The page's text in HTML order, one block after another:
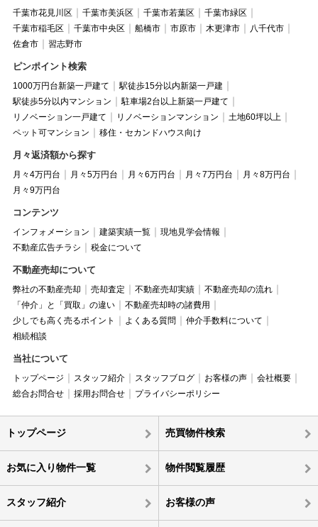
千葉市花見川区 千葉市美浜区 千葉市若葉区
千葉市緑区
千葉市稲毛区
千葉市中央区 船橋市 市原市 木更津市
八千代市
佐倉市
習志野市
ピンポイント検索
1000万円台新築一戸建て
駅徒歩15分以内新築一戸建
駅徒歩5分以内マンション
駐車場2台以上新築一戸建て
リノベーション一戸建て
リノベーションマンション
土地60坪以上
ペット可マンション
移住・セカンドハウス向け
月々返済額から探す
月々4万円台 月々5万円台 月々6万円台 月々7万円台
月々8万円台
月々9万円台
コンテンツ
インフォメーション 建築実績一覧
現地見学会情報
不動産広告チラシ
税金について
不動産売却について
弊社の不動産売却 売却査定 不動産売却実績
不動産売却の流れ
「仲介」と「買取」の違い
不動産売却時の諸費用
少しでも高く売るポイント
よくある質問
仲介手数料について
相続相談
当社について
トップページ スタッフ紹介 スタッフブログ お客様の声
会社概要
総合お問合せ
採用お問合せ プライバシーポリシー
トップページ 売買物件検索
お気に入り物件一覧 物件閲覧履歴
スタッフ紹介 お客様の声